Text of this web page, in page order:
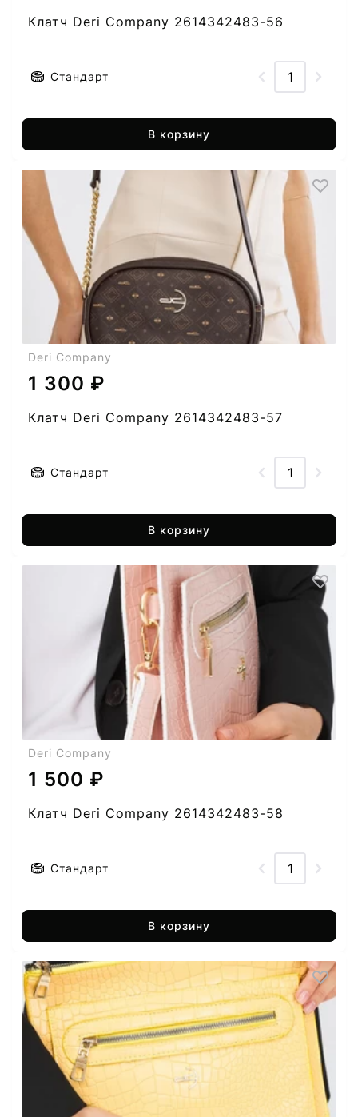
Клатч Deri Company 2614342483-56
Стандарт
В корзину
Deri Company
1 300 ₽
Клатч Deri Company 2614342483-57
Стандарт
В корзину
Deri Company
1 500 ₽
Клатч Deri Company 2614342483-58
Стандарт
В корзину